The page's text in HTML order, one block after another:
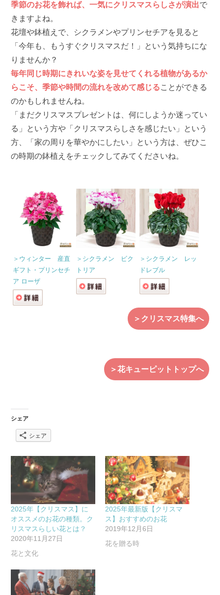
季節のお花を飾れば、一気にクリスマスらしさが演出で
きますよね。
花壇や鉢植えで、シクラメンやプリンセチアを見ると
「今年も、もうすぐクリスマスだ！」という気持ちにな
りませんか？
毎年同じ時期にきれいな姿を見せてくれる植物があるか
らこそ、季節や時間の流れを改めて感じることができる
のかもしれませんね。
「まだクリスマスプレゼントは、何にしようか迷ってい
る」という方や「クリスマスらしさを感じたい」という
方、「家の周りを華やかにしたい」という方は、ぜひこ
の時期の鉢植えをチェックしてみてくださいね。
＞ウィンター 産直
ギフト・プリンセチ
ア ローザ
＞シクラメン ビク
トリア
＞シクラメン レッ
ドレブル
＞クリスマス特集へ
＞花キューピットトップへ
シェア
シェア
2025年【クリスマス】に
オススメのお花の種類。ク
リスマスらしい花とは？
2020年11月27日
花と文化
2025年最新版【クリスマ
ス】おすすめのお花
2019年12月6日
花を贈る時